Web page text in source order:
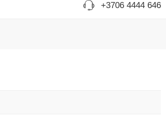
+3706 4444 646